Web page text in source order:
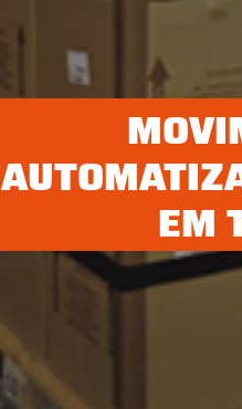
EM